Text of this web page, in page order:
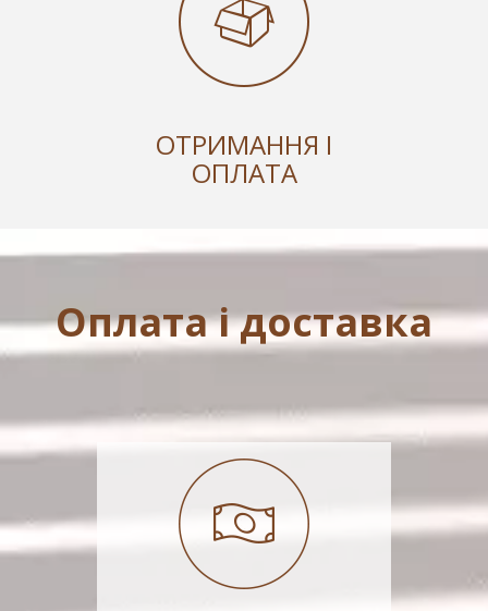
ОТРИМАННЯ І
ОПЛАТА
Оплата і доставка